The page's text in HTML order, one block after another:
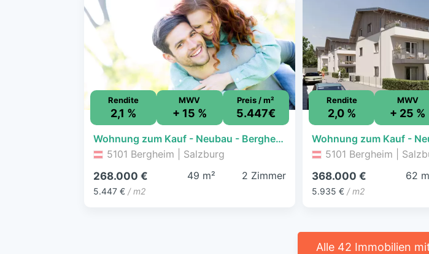
Rendite
2,1 %
MWV
+ 15 %
Preis / m²
5.447€
Wohnung zum Kauf - Neubau - Bergheim - 268.000 € - 2 Zimmer, 49,2 m², EG
5101 Bergheim | Salzburg
268.000 €
5.447 € / m2
49 m² 2 Zimmer
Rendite
2,0 %
MWV
+ 25 %
5101 Bergheim |
368.000 €
5.935 €/ m2
62
Alle 42 Immobilien